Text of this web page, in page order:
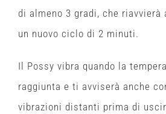
di almeno 3 gradi, che riavvierà
un nuovo ciclo di 2 minuti.
Il Possy vibra quando la
raggiunta e ti avviserà anche
vibrazioni distanti prima di